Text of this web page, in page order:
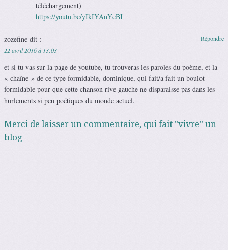
téléchargement)
https://youtu.be/yIkIYAnYcBI
zozefine dit :
22 avril 2016 à 13:03
et si tu vas sur la page de youtube, tu trouveras les paroles du poème, et la
« chaîne » de ce type formidable, dominique, qui fait/a fait un boulot
formidable pour que cette chanson rive gauche ne disparaisse pas dans les
hurlements si peu poétiques du monde actuel.
Répondre
Merci de laisser un commentaire, qui fait "vivre" un
blog